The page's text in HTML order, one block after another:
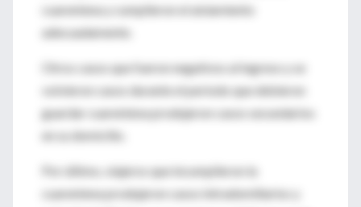
cuarentena y cumplieron el aislamiento
adecuadamente.
Otros casos que fueron negativos al ingreso y se
volvieron casos durante el período que debieron
guardar cuarentena produjeron casos secundarios
en su domicilio.
Por último, viajeros que incumplieron la
cuarentena produjeron casos intradomiliarios y